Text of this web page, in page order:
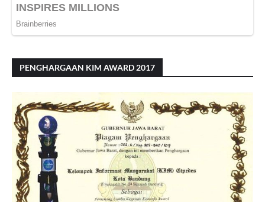
PENGHARGAAN KIM AWARD 2017